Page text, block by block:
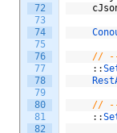
72
73
74
75
76
77
78
79
80
81
82
// --
: :
// --
: :